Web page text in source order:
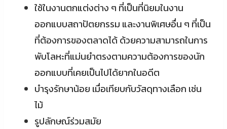
ใช้ในงานตกแต่งต่าง ๆ ที่เป็นที่นิยมในงาน
ออกแบบสถาปัตยกรรม และงานพิเศษอื่น ๆ ที่เป็น
ที่ต้องการของตลาดได้ ด้วยความสามารถในการ
พับโลหะที่แม่นยำตรงตามความต้องการของนัก
ออกแบบที่เคยเป็นไปได้ยากในอดีต
บำรุงรักษาน้อย เมื่อเทียบกับวัสดุทางเลือก เช่น
ไม้
รูปลักษณ์ร่วมสมัย